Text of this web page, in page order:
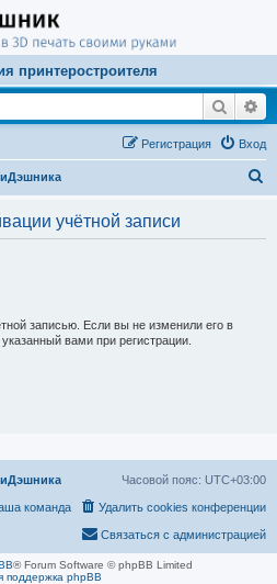
принтеростроителя
Поиск
Вход
Регистрация
учётной записи
записью. Если вы не изменили его в
вами при регистрации.
Часовой пояс: UTC+03:00
Удалить cookies конференции
команда
Связаться с администрацией
® Forum Software © phpBB Limited
поддержка phpBB